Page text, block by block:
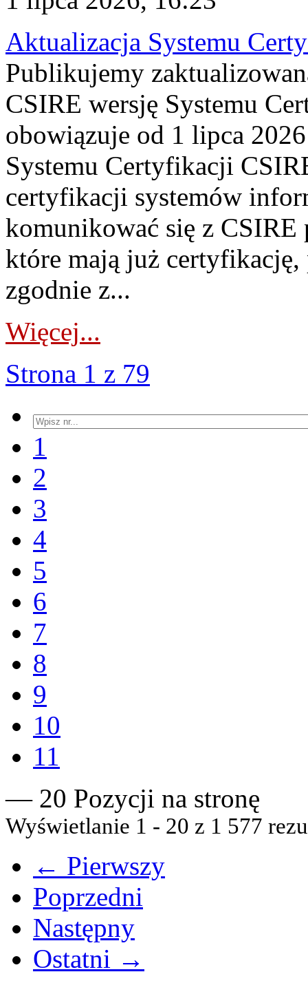
Aktualizacja Systemu
Publikujemy
CSIRE wersję Systemu
obowiązuje od 1 lipca
Systemu Certyfikacji
certyfikacji systemów
komunikować się z
które mają już
zgodnie z...
Więcej...
Strona 1 z 79
1
2
3
4
5
6
7
8
9
10
11
— 20 Pozycji na stronę
Wyświetlanie 1 - 20 z 1 577
← Pierwszy
Poprzedni
Następny
Ostatni →